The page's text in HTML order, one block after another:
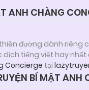
ANH CHÀNG
đường dành riêng
tiếng việt hay
Concierge tại
BÍ MẬT ANH